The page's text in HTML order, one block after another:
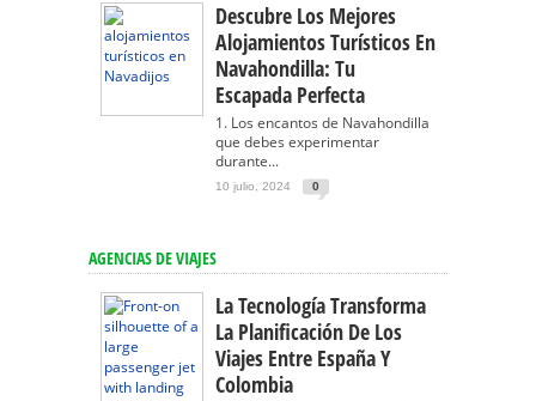
Descubre Los Mejores
Alojamientos Turísticos En
Navahondilla: Tu
Escapada Perfecta
1. Los encantos de Navahondilla
que debes experimentar
durante...
10 julio, 2024 0
AGENCIAS DE VIAJES
La Tecnología Transforma
La Planificación De Los
Viajes Entre España Y
Colombia